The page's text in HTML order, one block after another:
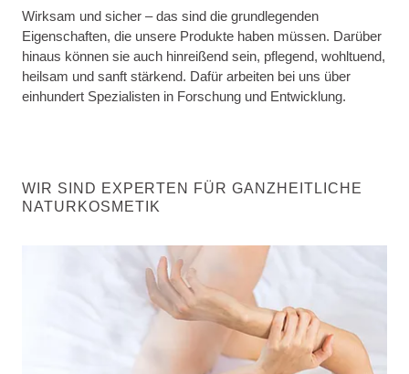
Wirksam und sicher – das sind die grundlegenden
Eigenschaften, die unsere Produkte haben müssen. Darüber
hinaus können sie auch hinreißend sein, pflegend, wohltuend,
heilsam und sanft stärkend. Dafür arbeiten bei uns über
einhundert Spezialisten in Forschung und Entwicklung.
WIR SIND EXPERTEN FÜR GANZHEITLICHE
NATURKOSMETIK